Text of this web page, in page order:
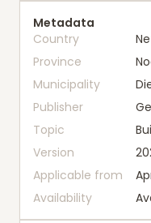
Metadata
Country
Province
Municipality
Publisher
Topic
Version
Applicable from
Availability